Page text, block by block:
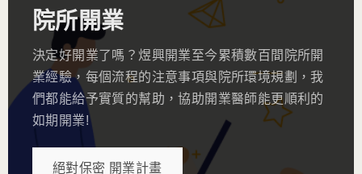
院所開業
決定好開業了嗎？煜興開業至今累積數百間院所開
業經驗，每個流程的注意事項與院所環境規劃，我
們都能給予實質的幫助，協助開業醫師能更順利的
如期開業!
絕對保密 開業計畫